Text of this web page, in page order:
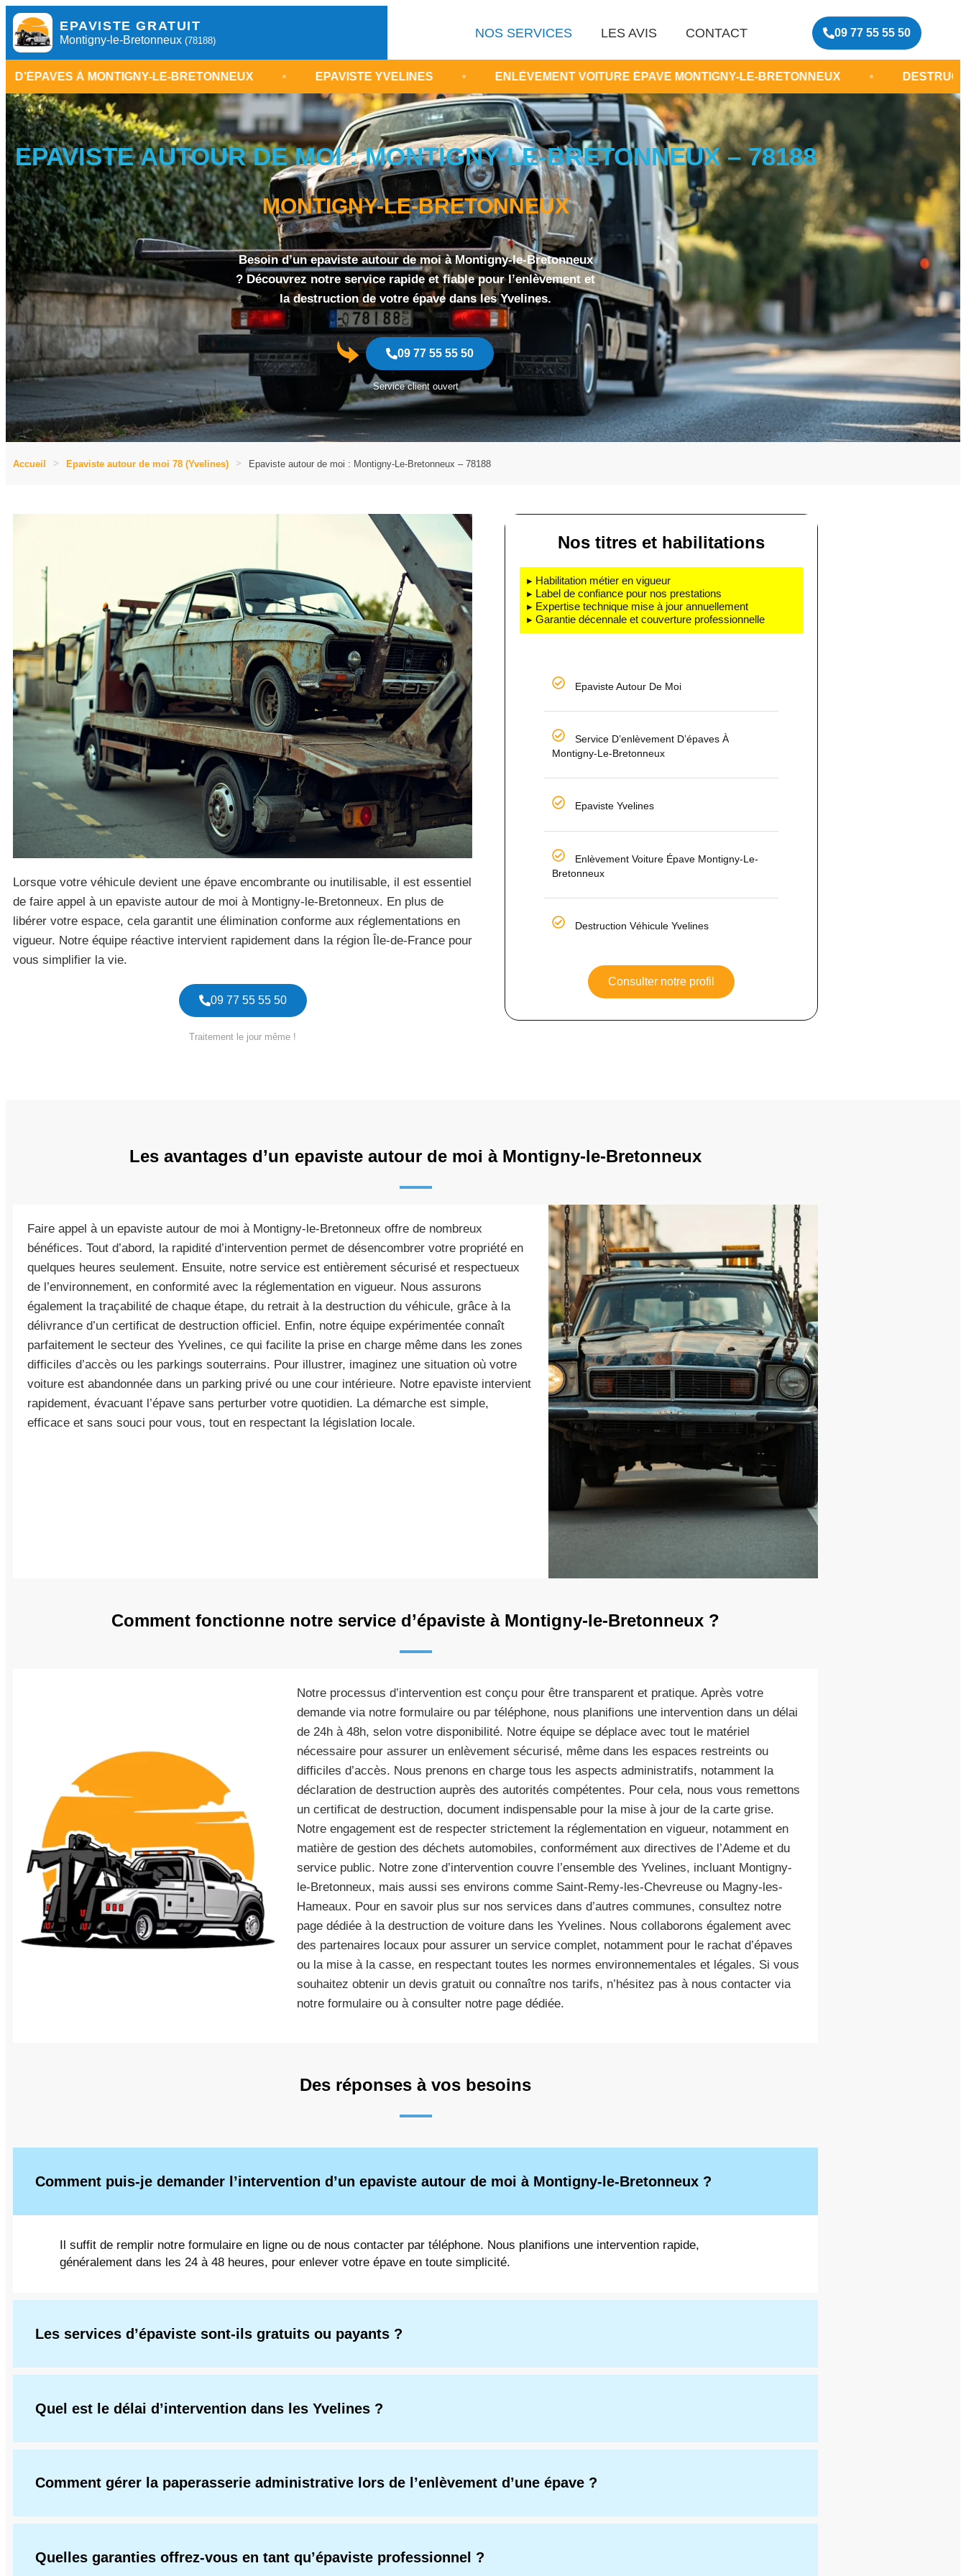
EPAVISTE GRATUIT
Montigny-le-Bretonneux (78188)
NOS SERVICES LES AVIS CONTACT 09 77 55 55 50
LE-BRETONNEUX • EPAVISTE YVELINES • ENLÈVEMENT VOITURE ÉPAVE MONTIGNY-LE-BRETONNEUX • DESTRUCTION VÉHICULE
EPAVISTE AUTOUR DE MOI : MONTIGNY-LE-BRETONNEUX – 78188
MONTIGNY-LE-BRETONNEUX
Besoin d’un epaviste autour de moi à Montigny-le-Bretonneux
? Découvrez notre service rapide et fiable pour l’enlèvement et
la destruction de votre épave dans les Yvelines.
09 77 55 55 50
Service client ouvert
Accueil Epaviste autour de moi 78 (Yvelines) Epaviste autour de moi : Montigny-Le-Bretonneux – 78188
Lorsque votre véhicule devient une épave encombrante ou inutilisable, il est essentiel
de faire appel à un epaviste autour de moi à Montigny-le-Bretonneux. En plus de
libérer votre espace, cela garantit une élimination conforme aux réglementations en
vigueur. Notre équipe réactive intervient rapidement dans la région Île-de-France pour
vous simplifier la vie.
09 77 55 55 50
Traitement le jour même !
Nos titres et habilitations
▸ Habilitation métier en vigueur
▸ Label de confiance pour nos prestations
▸ Expertise technique mise à jour annuellement
▸ Garantie décennale et couverture professionnelle
Epaviste Autour De Moi
Service D’enlèvement D’épaves À
Montigny-Le-Bretonneux
Epaviste Yvelines
Enlèvement Voiture Épave Montigny-Le-
Bretonneux
Destruction Véhicule Yvelines
Consulter notre profil
Les avantages d’un epaviste autour de moi à Montigny-le-Bretonneux
Faire appel à un epaviste autour de moi à Montigny-le-Bretonneux offre de nombreux
bénéfices. Tout d’abord, la rapidité d’intervention permet de désencombrer votre propriété en
quelques heures seulement. Ensuite, notre service est entièrement sécurisé et respectueux
de l’environnement, en conformité avec la réglementation en vigueur. Nous assurons
également la traçabilité de chaque étape, du retrait à la destruction du véhicule, grâce à la
délivrance d’un certificat de destruction officiel. Enfin, notre équipe expérimentée connaît
parfaitement le secteur des Yvelines, ce qui facilite la prise en charge même dans les zones
difficiles d’accès ou les parkings souterrains. Pour illustrer, imaginez une situation où votre
voiture est abandonnée dans un parking privé ou une cour intérieure. Notre epaviste intervient
rapidement, évacuant l’épave sans perturber votre quotidien. La démarche est simple,
efficace et sans souci pour vous, tout en respectant la législation locale.
Comment fonctionne notre service d’épaviste à Montigny-le-Bretonneux ?
Notre processus d’intervention est conçu pour être transparent et pratique. Après votre
demande via notre formulaire ou par téléphone, nous planifions une intervention dans un délai
de 24h à 48h, selon votre disponibilité. Notre équipe se déplace avec tout le matériel
nécessaire pour assurer un enlèvement sécurisé, même dans les espaces restreints ou
difficiles d’accès. Nous prenons en charge tous les aspects administratifs, notamment la
déclaration de destruction auprès des autorités compétentes. Pour cela, nous vous remettons
un certificat de destruction, document indispensable pour la mise à jour de la carte grise.
Notre engagement est de respecter strictement la réglementation en vigueur, notamment en
matière de gestion des déchets automobiles, conformément aux directives de l’Ademe et du
service public. Notre zone d’intervention couvre l’ensemble des Yvelines, incluant Montigny-
le-Bretonneux, mais aussi ses environs comme Saint-Remy-les-Chevreuse ou Magny-les-
Hameaux. Pour en savoir plus sur nos services dans d’autres communes, consultez notre
page dédiée à la destruction de voiture dans les Yvelines. Nous collaborons également avec
des partenaires locaux pour assurer un service complet, notamment pour le rachat d’épaves
ou la mise à la casse, en respectant toutes les normes environnementales et légales. Si vous
souhaitez obtenir un devis gratuit ou connaître nos tarifs, n’hésitez pas à nous contacter via
notre formulaire ou à consulter notre page dédiée.
Des réponses à vos besoins
Comment puis-je demander l’intervention d’un epaviste autour de moi à Montigny-le-Bretonneux ?
Il suffit de remplir notre formulaire en ligne ou de nous contacter par téléphone. Nous planifions une intervention rapide,
généralement dans les 24 à 48 heures, pour enlever votre épave en toute simplicité.
Les services d’épaviste sont-ils gratuits ou payants ?
Quel est le délai d’intervention dans les Yvelines ?
Comment gérer la paperasserie administrative lors de l’enlèvement d’une épave ?
Quelles garanties offrez-vous en tant qu’épaviste professionnel ?